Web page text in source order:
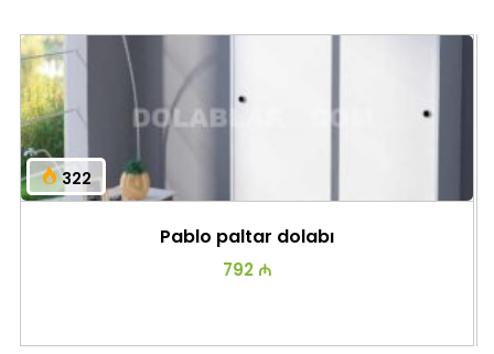
322
Pablo paltar dolabı
792 ₼